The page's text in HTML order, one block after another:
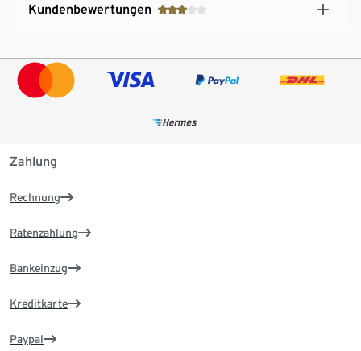
Kundenbewertungen
Zahlung
Rechnung
Ratenzahlung
Bankeinzug
Kreditkarte
Paypal